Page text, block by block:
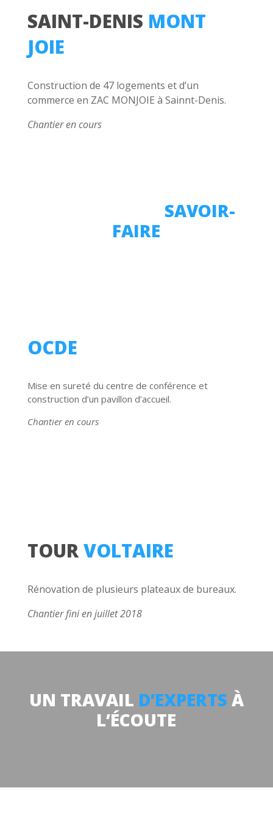
SAINT-DENIS MONT
JOIE
Construction de 47 logements et d’un
commerce en ZAC MONJOIE à Sainnt-Denis.
Chantier en cours
SAVOIR-
FAIRE
OCDE
Mise en sureté du centre de conférence et
construction d’un pavillon d’accueil.
Chantier en cours
TOURVOLTAIRE
Rénovation de plusieurs plateaux de bureaux.
Chantier fini en juillet 2018
UN TRAVAIL D’EXPERTS À
L’ÉCOUTE